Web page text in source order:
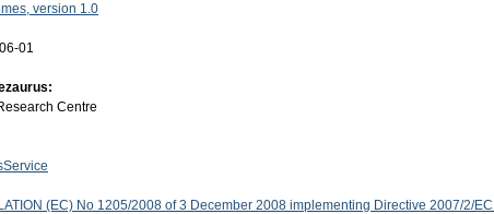
version 1.0
01
Centre
(EC) No 1205/2008 of 3 December 2008 implementing Directive 2007/2/